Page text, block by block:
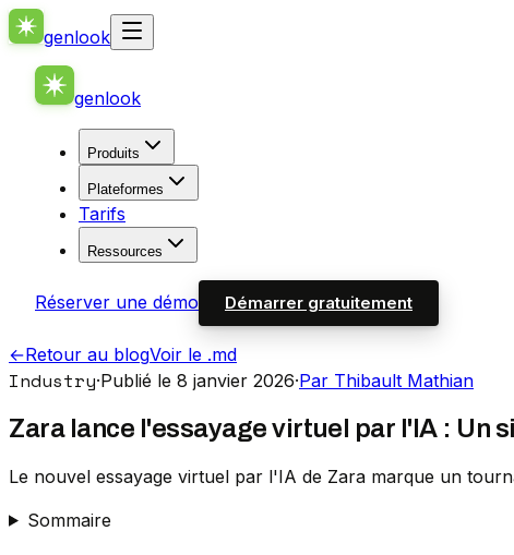
genlook
genlook
Produits
Plateformes
Tarifs
Ressources
Réserver une démo Démarrer gratuitement
←Retour au blogVoir le .md
Industry·Publié le 8 janvier 2026·Par Thibault Mathian
Zara lance l'essayage virtuel par l'IA : Un
Le nouvel essayage virtuel par l'IA de Zara marque un
Sommaire